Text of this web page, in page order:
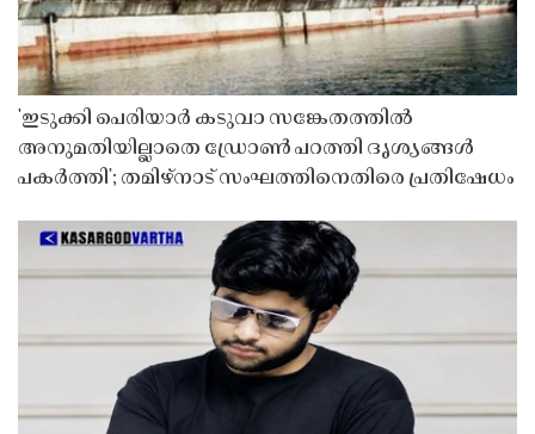
'ഇടുക്കി പെരിയാർ കടുവാ സങ്കേതത്തിൽ
അനുമതിയില്ലാതെ ഡ്രോൺ പറത്തി ദൃശ്യങ്ങൾ
പകർത്തി'; തമിഴ്നാട് സംഘത്തിനെതിരെ പ്രതിഷേധം